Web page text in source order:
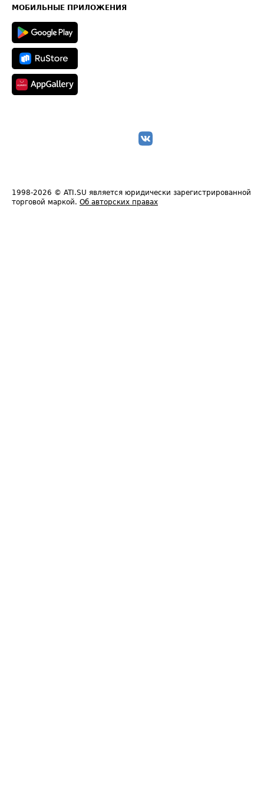
Техническая информация
МОБИЛЬНЫЕ ПРИЛОЖЕНИЯ
1998-2026 © ATI.SU является юридически зарегистрированной
торговой маркой. Об авторских правах